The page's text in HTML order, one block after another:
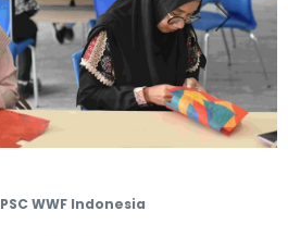
Next
PSC WWF Indonesia